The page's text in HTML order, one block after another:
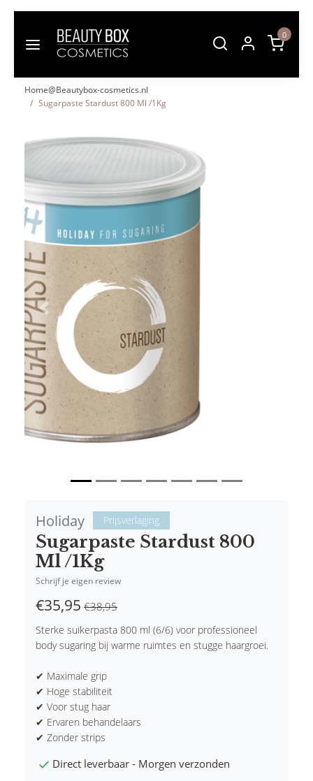
0
Home@Beautybox-cosmetics.nl
Sugarpaste Stardust 800 Ml /1Kg
Vorige
Holiday Prijsverlaging
Sugarpaste Stardust 800
Ml /1Kg
Schrijf je eigen review
€35,95 €38,95
Sterke suikerpasta 800 ml (6/6) voor professioneel
body sugaring bij warme ruimtes en stugge haargroei.
✔ Maximale grip
✔ Hoge stabiliteit
✔ Voor stug haar
✔ Ervaren behandelaars
✔ Zonder strips
Direct leverbaar - Morgen verzonden